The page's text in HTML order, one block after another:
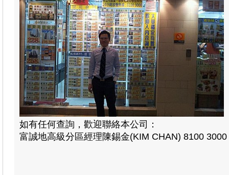
如有任何查詢，歡迎聯絡本公司：
富誠地高級分區經理陳錫金(KIM CHAN) 8100 3000